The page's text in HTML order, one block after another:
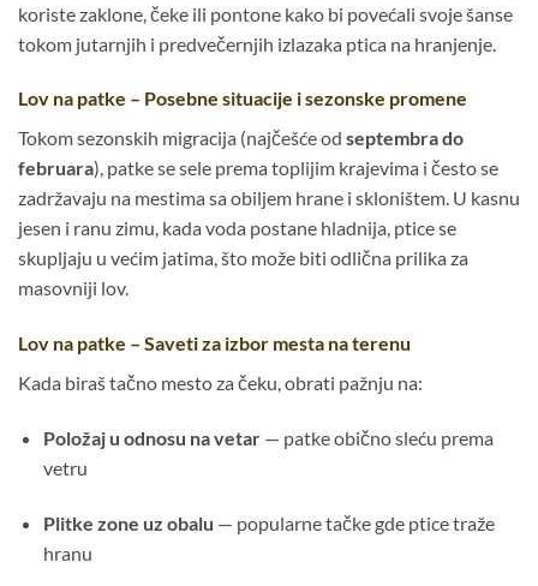
koriste zaklone, čeke ili pontone kako bi povećali svoje šanse
tokom jutarnjih i predvečernjih izlazaka ptica na hranjenje.
Lov na patke – Posebne situacije i sezonske promene
Tokom sezonskih migracija (najčešće od septembra do
februara), patke se sele prema toplijim krajevima i često se
zadržavaju na mestima sa obiljem hrane i skloništem. U kasnu
jesen i ranu zimu, kada voda postane hladnija, ptice se
skupljaju u većim jatima, što može biti odlična prilika za
masovniji lov.
Lov na patke – Saveti za izbor mesta na terenu
Kada biraš tačno mesto za čeku, obrati pažnju na:
Položaj u odnosu na vetar— patke obično sleću prema
vetru
Plitke zone uz obalu — popularne tačke gde ptice traže
hranu